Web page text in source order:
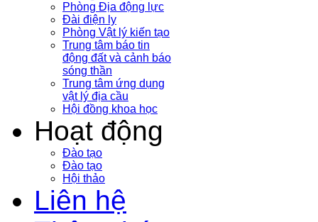
Phòng Địa động lực
Đài điện ly
Phòng Vật lý kiến tạo
Trung tâm báo tin
động đất và cảnh báo
sóng thần
Trung tâm ứng dụng
vật lý địa cầu
Hội đồng khoa học
Hoạt động
Đào tạo
Đào tạo
Hội thảo
Liên hệ